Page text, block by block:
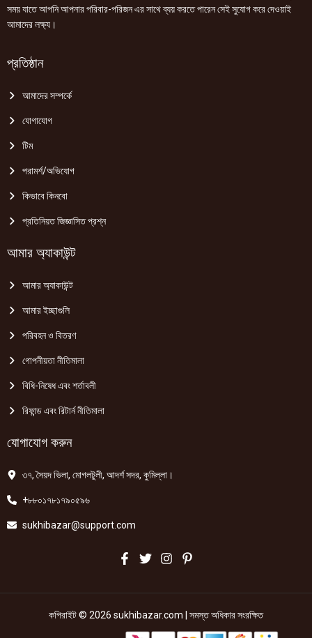
সময় যাতে আপনি আপনার পরিবার-পরিজন এর সাথে ব্যয় করতে পারেন সেই সুযোগ করে দেওয়াই
আমাদের লক্ষ্য।
প্রতিষ্ঠান
আমাদের সম্পর্কে
যোগাযোগ
টিম
পরামর্শ/অভিযোগ
কিভাবে কিনবো
প্রতিনিয়ত জিজ্ঞাসিত প্রশ্ন
আমার অ্যাকাউন্ট
আমার অ্যাকাউন্ট
আমার ইচ্ছাগুলি
পরিবহন ও বিতরণ
গোপনীয়তা নীতিমালা
বিধি-নিষেধ এবং শর্তাবলী
রিফান্ড এবং রিটার্ন নীতিমালা
যোগাযোগ করুন
৩৭, সৈয়দ ভিলা, মোগলটুলী, আদর্শ সদর, কুমিল্লা।
+৮৮০১৭৮১৭৯০৫৯৬
sukhibazar@support.com
কপিরাইট © 2026 sukhibazar.com | সমস্ত অধিকার সংরক্ষিত